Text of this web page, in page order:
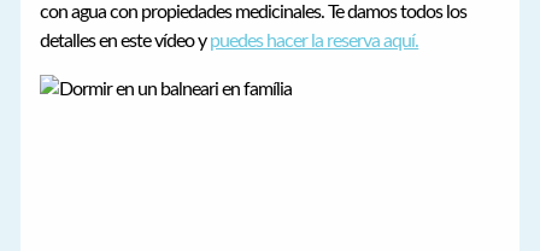
con agua con propiedades medicinales. Te damos todos los
detalles en este vídeo ypuedes hacer la reserva aquí.